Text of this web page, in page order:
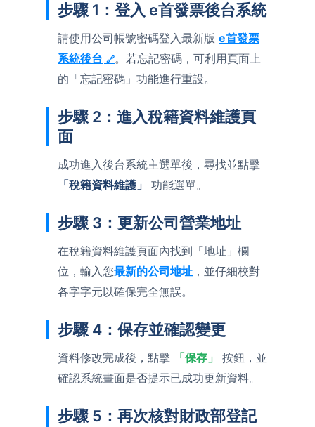
步驟 1：登入 e首發票後台系統
請使用公司帳號密碼登入最新版 e首發票
系統後台
。若忘記密碼，可利用頁面上
的「忘記密碼」功能進行重設。
步驟 2：進入稅籍資料維護頁
面
成功進入後台系統主選單後，尋找並點擊
「稅籍資料維護」
功能選單。
步驟 3：更新公司營業地址
在稅籍資料維護頁面內找到「地址」欄
位，輸入您最新的公司地址 ，並仔細校對
各字字元以確保完全無誤。
步驟 4：保存並確認變更
資料修改完成後，點擊 「保存」
按鈕，並
確認系統畫面是否提示已成功更新資料。
步驟 5：再次核對財政部登記